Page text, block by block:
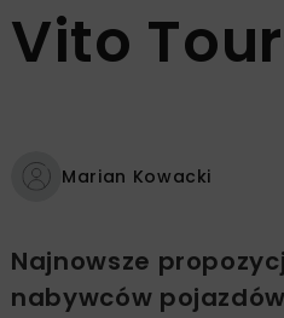
Vito
Marian Kowacki
Najnowsze
nabywców